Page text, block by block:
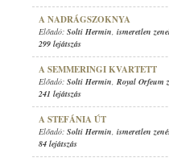
A NADRÁGSZOKNYA
Előadó: Solti Hermin, ismeretlen
299 lejátszás
A SEMMERINGI KVARTETT
Előadó: Solti Hermin, Royal Orfeum
241 lejátszás
A STEFÁNIA ÚT
Előadó: Solti Hermin, ismeretlen
84 lejátszás